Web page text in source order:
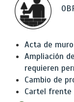
Acta de
Ampliación
requieren
Cambio de
Cartel frente